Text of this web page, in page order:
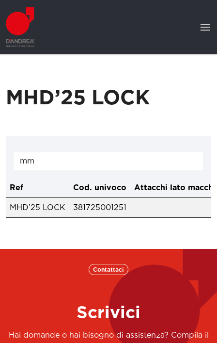
MHD’25 LOCK
Ref Cod. univoco Attacchi lato
MHD’25 LOCK 381725001251
Contattaci
Scrivici
Hai domande o hai bisogno di assistenza? Compila il